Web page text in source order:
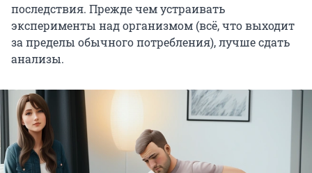
последствия. Прежде чем устраивать
эксперименты над организмом (всё, что выходит
за пределы обычного потребления), лучше сдать
анализы.